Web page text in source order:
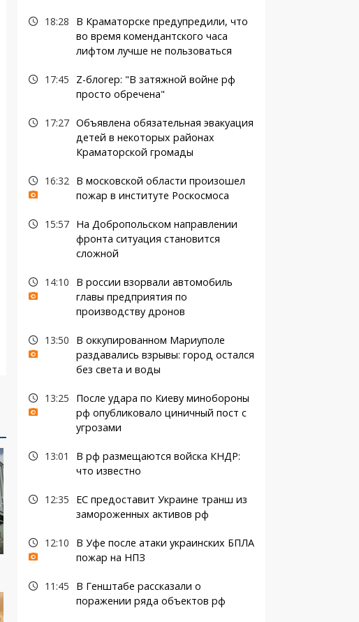
18:28
В Краматорске предупредили, что
во время комендантского часа
лифтом лучше не пользоваться
17:45
Z-блогер: "В затяжной войне рф
просто обречена"
17:27 Объявлена обязательная эвакуация
детей в некоторых районах
Краматорской громады
16:32
В московской области произошел
пожар в институте Роскосмоса
15:57
На Добропольском направлении
фронта ситуация становится
сложной
14:10
В россии взорвали автомобиль
главы предприятия по
производству дронов
13:50
В оккупированном Мариуполе
раздавались взрывы: город остался
без света и воды
13:25
После удара по Киеву минобороны
рф опубликовало циничный пост с
угрозами
13:01
В рф размещаются войска КНДР:
что известно
12:35
ЕС предоставит Украине транш из
замороженных активов рф
12:10
В Уфе после атаки украинских БПЛА
пожар на НПЗ
11:45
В Генштабе рассказали о
поражении ряда объектов рф